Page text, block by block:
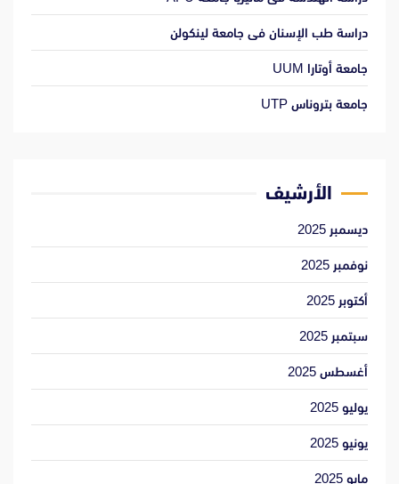
دراسة طب الإسنان فى جامعة لينكولن
جامعة أوتارا UUM
جامعة بتروناس UTP
الأرشيف
ديسمبر 2025
نوفمبر 2025
أكتوبر 2025
سبتمبر 2025
أغسطس 2025
يوليو 2025
يونيو 2025
مايو 2025